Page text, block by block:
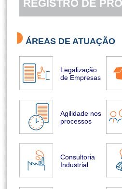
REGISTRO DE
ÁREAS DE ATUAÇÃO
Legalização
de Empresas
Agilidade nos
processos
Consultoria
Industrial